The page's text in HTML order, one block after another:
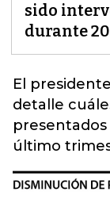
sido
durante
El
detalle
presentados
último